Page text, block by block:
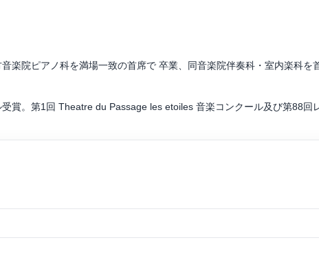
ハーモニーオーケストラとコンチェルトを共演。
企業での演奏企画、学校や施設でのアウトリーチ、ミュージックステ
、その活動は多岐に渡る。
楽院ピアノ科を満場一致の首席で 卒業、同音楽院伴奏科・室内楽科を
賞。第1回 Theatre du Passage les etoiles 音楽コンクール及び第88回
ャワ音楽大学)、及びニース国際音 楽アカデミーに参加し、修了時に教
行われた国際交流演奏会に出演、 ウィーン放送交響楽団メンバーによ